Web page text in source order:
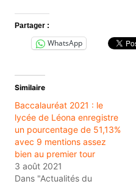
Partager :
WhatsApp
Similaire
Baccalauréat 2021 : le
lycée de Léona enregistre
un pourcentage de 51,13%
avec 9 mentions assez
bien au premier tour
3 août 2021
Dans "Actualités du